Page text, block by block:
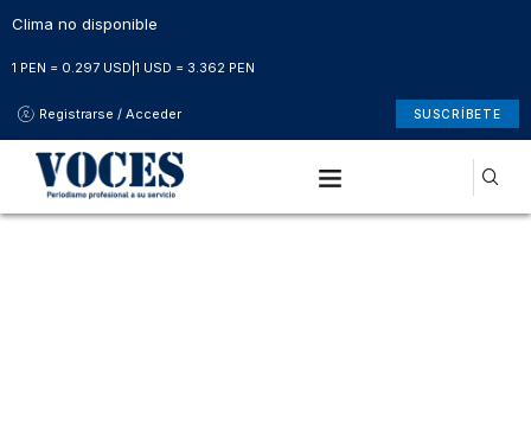
Clima no disponible
1 PEN = 0.297 USD 1 USD = 3.362 PEN
Registrarse / Acceder SUSCRÍBETE